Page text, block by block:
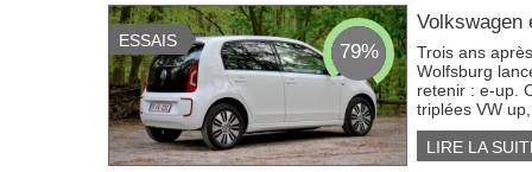
Volkswagen
Trois ans
Wolfsburg
retenir : e-up.
triplées VW
LIRE LA
ESSAIS 79%